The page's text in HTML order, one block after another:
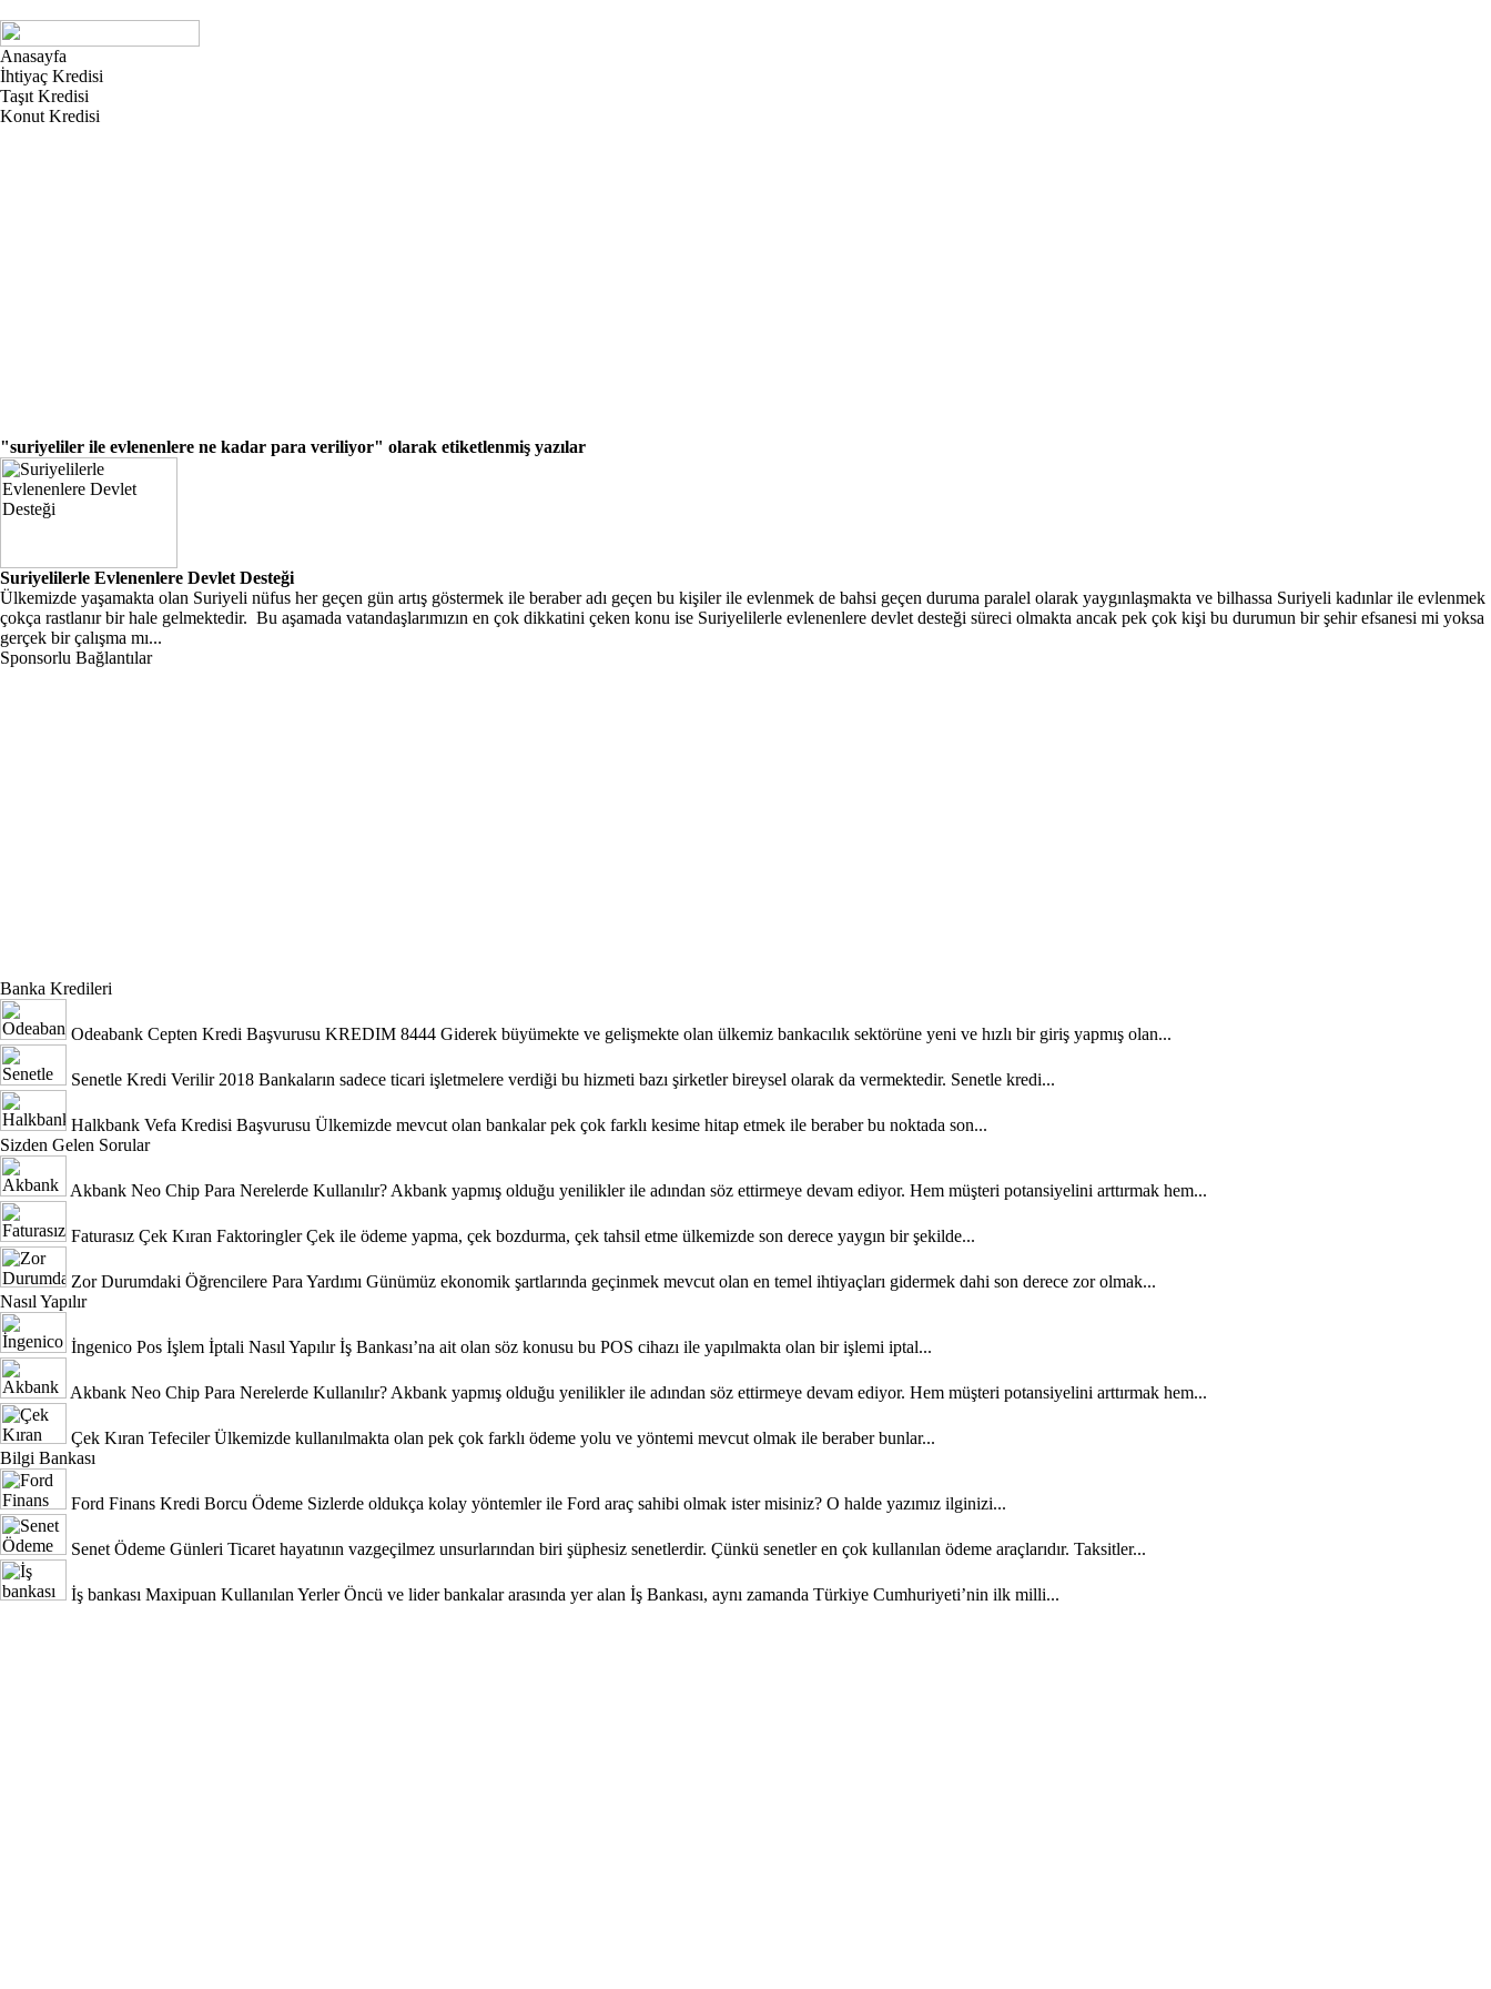
Anasayfa
İhtiyaç Kredisi
Taşıt Kredisi
Konut Kredisi
"suriyeliler ile evlenenlere ne kadar para veriliyor" olarak etiketlenmiş yazılar
Suriyelilerle Evlenenlere Devlet Desteği
Ülkemizde yaşamakta olan Suriyeli nüfus her geçen gün artış göstermek ile beraber adı geçen bu kişiler ile evlenmek de bahsi geçen duruma paralel olarak yaygınlaşmakta ve bilhassa Suriyeli kadınlar ile evlenmek
çokça rastlanır bir hale gelmektedir. Bu aşamada vatandaşlarımızın en çok dikkatini çeken konu ise Suriyelilerle evlenenlere devlet desteği süreci olmakta ancak pek çok kişi bu durumun bir şehir efsanesi mi yoksa
gerçek bir çalışma mı...
Sponsorlu Bağlantılar
Banka Kredileri
Odeabank Cepten Kredi Başvurusu KREDIM 8444 Giderek büyümekte ve gelişmekte olan ülkemiz bankacılık sektörüne yeni ve hızlı bir giriş yapmış olan...
Senetle Kredi Verilir 2018 Bankaların sadece ticari işletmelere verdiği bu hizmeti bazı şirketler bireysel olarak da vermektedir. Senetle kredi...
Halkbank Vefa Kredisi Başvurusu Ülkemizde mevcut olan bankalar pek çok farklı kesime hitap etmek ile beraber bu noktada son...
Sizden Gelen Sorular
Akbank Neo Chip Para Nerelerde Kullanılır? Akbank yapmış olduğu yenilikler ile adından söz ettirmeye devam ediyor. Hem müşteri potansiyelini arttırmak hem...
Faturasız Çek Kıran Faktoringler Çek ile ödeme yapma, çek bozdurma, çek tahsil etme ülkemizde son derece yaygın bir şekilde...
Zor Durumdaki Öğrencilere Para Yardımı Günümüz ekonomik şartlarında geçinmek mevcut olan en temel ihtiyaçları gidermek dahi son derece zor olmak...
Nasıl Yapılır
İngenico Pos İşlem İptali Nasıl Yapılır İş Bankası’na ait olan söz konusu bu POS cihazı ile yapılmakta olan bir işlemi iptal...
Akbank Neo Chip Para Nerelerde Kullanılır? Akbank yapmış olduğu yenilikler ile adından söz ettirmeye devam ediyor. Hem müşteri potansiyelini arttırmak hem...
Çek Kıran Tefeciler Ülkemizde kullanılmakta olan pek çok farklı ödeme yolu ve yöntemi mevcut olmak ile beraber bunlar...
Bilgi Bankası
Ford Finans Kredi Borcu Ödeme Sizlerde oldukça kolay yöntemler ile Ford araç sahibi olmak ister misiniz? O halde yazımız ilginizi...
Senet Ödeme Günleri Ticaret hayatının vazgeçilmez unsurlarından biri şüphesiz senetlerdir. Çünkü senetler en çok kullanılan ödeme araçlarıdır. Taksitler...
İş bankası Maxipuan Kullanılan Yerler Öncü ve lider bankalar arasında yer alan İş Bankası, aynı zamanda Türkiye Cumhuriyeti’nin ilk milli...